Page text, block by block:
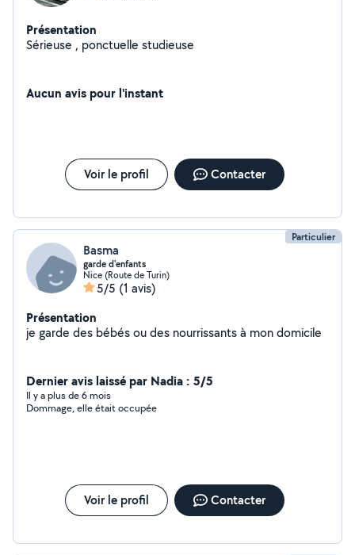
Présentation
Sérieuse , ponctuelle studieuse
Aucun avis pour l'instant
Voir le profil Contacter
Particulier
Basma
garde d'enfants
Nice (Route de Turin)
5/5 (1 avis)
Présentation
je garde des bébés ou des nourrissants à mon domicile
Dernier avis laissé par Nadia : 5/5
Il y a plus de 6 mois
Dommage, elle était occupée
Voir le profil Contacter